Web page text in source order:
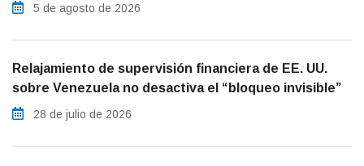
5 de agosto de 2026
Relajamiento de supervisión financiera de EE. UU.
sobre Venezuela no desactiva el “bloqueo invisible”
28 de julio de 2026